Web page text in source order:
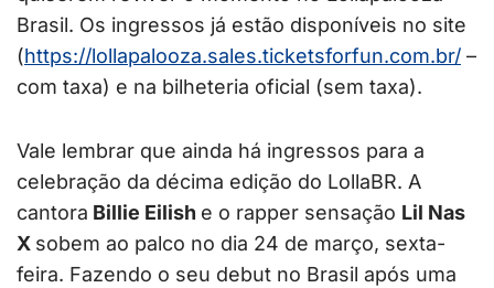
Brasil. Os ingressos já estão disponíveis no site
(https://lollapalooza.sales.ticketsforfun.com.br/ –
com taxa) e na bilheteria oficial (sem taxa).
Vale lembrar que ainda há ingressos para a
celebração da décima edição do LollaBR. A
cantora Billie Eilish e o rapper sensação Lil Nas
X sobem ao palco no dia 24 de março, sexta-
feira. Fazendo o seu debut no Brasil após uma